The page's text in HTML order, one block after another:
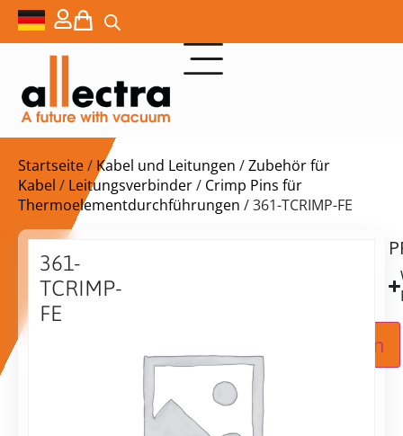
Startseite/ Kabel und Leitungen /Zubehör für
Kabel / Leitungsverbinder/ Crimp Pins für
Thermoelementdurchführungen / 361-TCRIMP-FE
361-
TCRIMP-
FE
auf
Anfrage
Zur Angebotsanfrage hinzufügen